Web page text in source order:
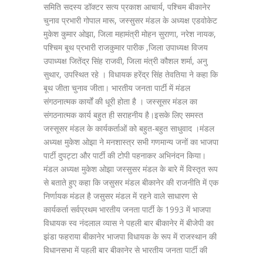
समिति सदस्य डॉक्टर सत्य प्रकाश आचार्य, पश्चिम बीकानेर
चुनाव प्रभारी गोपाल मारू, जस्सुसर मंडल के अध्यक्ष एडवोकेट
मुकेश कुमार ओझा, जिला महामंत्री मोहन सुराणा, नरेश नायक,
पश्चिम बूथ प्रभारी राजकुमार पारीक ,जिला उपाध्यक्ष विजय
उपाध्यक्ष जितेंद्र सिंह राजवी, जिला मंत्री कौशल शर्मा, अनु
सुथार, उपस्थित रहे । विधायक हरेंद्र सिंह तेवतिया ने कहा कि
बूथ जीता चुनाव जीता। भारतीय जनता पार्टी में मंडल
संगठनात्मक कार्यों की धूरी होता है । जस्सूसर मंडल का
संगठनात्मक कार्य बहुत ही सराहनीय है।इसके लिए समस्त
जस्सूसर मंडल के कार्यकर्ताओं को बहुत-बहुत साधुवाद ।मंडल
अध्यक्ष मुकेश ओझा ने मनशास्त्र सभी गणमान्य जनों का भाजपा
पार्टी दुपट्टा और पार्टी की टोपी पहनाकर अभिनंदन किया।
मंडल अध्यक्ष मुकेश ओझा जस्सुसर मंडल के बारे में विस्तृत रूप
से बताते हुए कहा कि जसुसर मंडल बीकानेर की राजनीति में एक
निर्णायक मंडल है जसुसर मंडल में रहने वाले साधारण से
कार्यकर्ता सर्वप्रथम भारतीय जनता पार्टी के 1993 में भाजपा
विधायक स्व नंदलाल व्यास ने पहली बार बीकानेर में बीजेपी का
झंडा फहराया बीकानेर भाजपा विधायक के रूप में राजस्थान की
विधानसभा में पहली बार बीकानेर से भारतीय जनता पार्टी की